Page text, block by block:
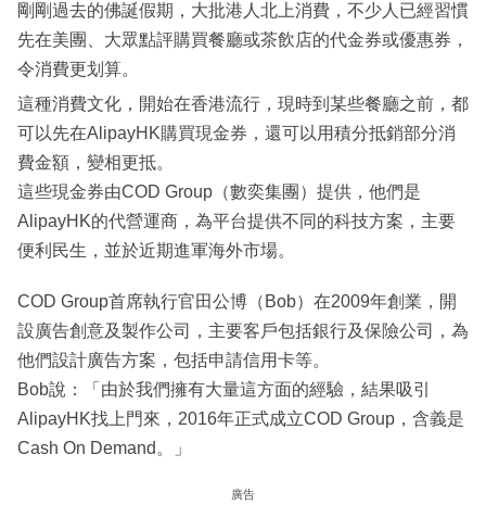
區
剛剛過去的佛誕假期，大批港人北上消費，不少人已經習慣
先在美團、大眾點評購買餐廳或茶飲店的代金券或優惠券，
令消費更划算。
這種消費文化，開始在香港流行，現時到某些餐廳之前，都
可以先在AlipayHK購買現金券，還可以用積分抵銷部分消
費金額，變相更抵。
這些現金券由COD Group（數奕集團）提供，他們是
AlipayHK的代營運商，為平台提供不同的科技方案，主要
便利民生，並於近期進軍海外市場。
COD Group首席執行官田公博（Bob）在2009年創業，開
設廣告創意及製作公司，主要客戶包括銀行及保險公司，為
他們設計廣告方案，包括申請信用卡等。
Bob說：「由於我們擁有大量這方面的經驗，結果吸引
AlipayHK找上門來，2016年正式成立COD Group，含義是
Cash On Demand。」
廣告